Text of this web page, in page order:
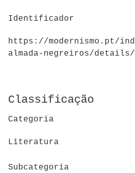
Identificador
https://modernismo.pt/
almada-negreiros/details/
Classificação
Categoria
Literatura
Subcategoria